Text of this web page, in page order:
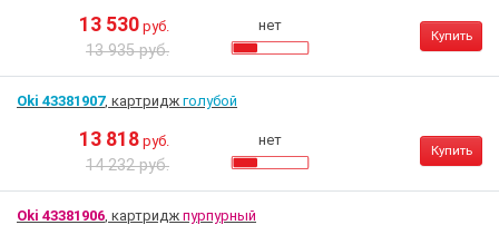
13 530 руб.
13 935 руб.
нет
Купить
Oki 43381907, картридж голубой
13 818 руб.
14 232 руб.
нет
Купить
Oki 43381906, картридж пурпурный